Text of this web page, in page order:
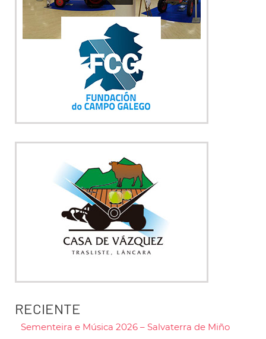
RECIENTE
Sementeira e Música 2026 – Salvaterra de Miño